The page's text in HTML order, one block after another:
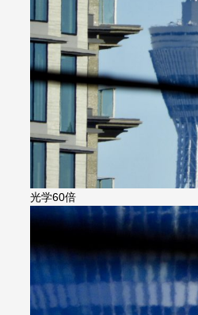
光学60倍